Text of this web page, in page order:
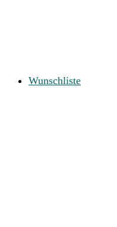
Wunschliste